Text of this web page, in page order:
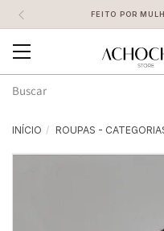
FEITO POR
Mudar
navegação
INÍCIO ROUPAS -